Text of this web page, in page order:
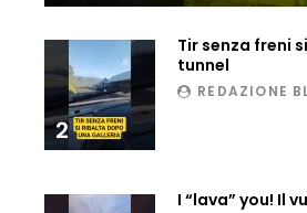
Camera, seduta
del deputato Tabacci
Cinque colpi in tre
immagini che lo
2
Tir senza freni
tunnel
REDAZIONE
I “lava” you! Il